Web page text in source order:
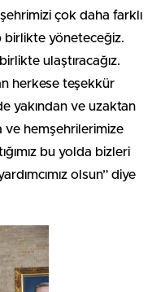
çok daha farklı
birlikte yöneteceğiz.
ulaştıracağız.
herkese teşekkür
yakından ve uzaktan
ve hemşehrilerimize
bu yolda bizleri
olsun” diye